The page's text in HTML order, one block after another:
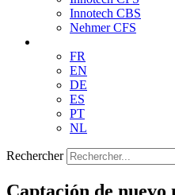
Innotech CBS
Nehmer CFS
FR
EN
DE
ES
PT
NL
Rechercher